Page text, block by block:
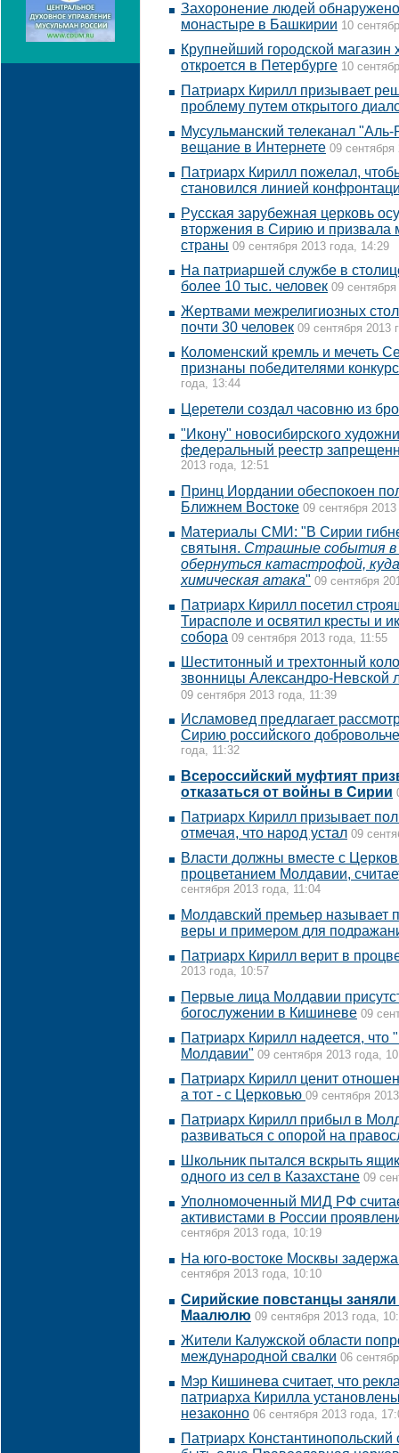
Захоронение людей
монастыре в Башкирии 10
Крупнейший городской магазин
откроется в Петербурге 10
Патриарх Кирилл призывает
проблему путем открытого
Мусульманский телеканал
вещание в Интернете 09 сентября
Патриарх Кирилл пожелал,
становился линией
Русская зарубежная церковь
вторжения в Сирию и призвала
страны 09 сентября 2013 года, 14:29
На патриаршей службе в
более 10 тыс. человек 09
Жертвами межрелигиозных
почти 30 человек 09 сентября 2013
Коломенский кремль и мечеть
признаны победителями
года, 13:44
Церетели создал часовню из
"Икону" новосибирского
федеральный реестр
2013 года, 12:51
Принц Иордании обеспокоен
Ближнем Востоке 09 сентября
Материалы СМИ: "В Сирии
святыня. Страшные события в
обернуться катастрофой,
химическая атака" 09 сентября
Патриарх Кирилл посетил
Тирасполе и освятил кресты и
собора 09 сентября 2013 года, 11:55
Шеститонный и трехтонный
звонницы Александро-Невской
09 сентября 2013 года, 11:39
Исламовед предлагает
Сирию российского
года, 11:32
Всероссийский муфтият
отказаться от войны в Сирии
Патриарх Кирилл призывает
отмечая, что народ устал 09
Власти должны вместе с
процветанием Молдавии,
сентября 2013 года, 11:04
Молдавский премьер называет
веры и примером для
Патриарх Кирилл верит в
2013 года, 10:57
Первые лица Молдавии
богослужении в Кишиневе 09
Патриарх Кирилл надеется, что
Молдавии" 09 сентября 2013 года,
Патриарх Кирилл ценит
а тот - с Церковью 09 сентября
Патриарх Кирилл прибыл в
развиваться с опорой на
Школьник пытался вскрыть
одного из сел в Казахстане 09
Уполномоченный МИД РФ
активистами в России
сентября 2013 года, 10:19
На юго-востоке Москвы
сентября 2013 года, 10:10
Сирийские повстанцы заняли
Маалюлю 09 сентября 2013 года,
Жители Калужской области
международной свалки 06
Мэр Кишинева считает, что
патриарха Кирилла
незаконно 06 сентября 2013 года,
Патриарх